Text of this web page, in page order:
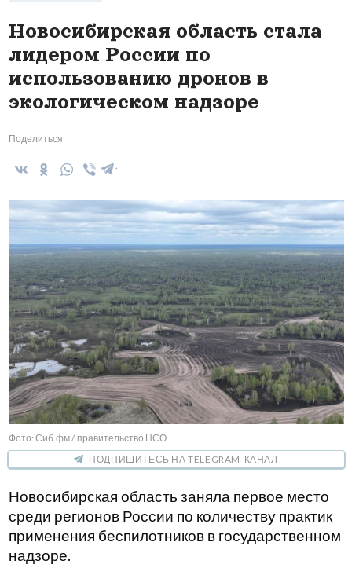
Новосибирская область стала
лидером России по
использованию дронов в
экологическом надзоре
Поделиться
Фото: Сиб.фм / правительство НСО
ПОДПИШИТЕСЬ НА TELEGRAM-КАНАЛ
Новосибирская область заняла первое место
среди регионов России по количеству практик
применения беспилотников в государственном
надзоре.